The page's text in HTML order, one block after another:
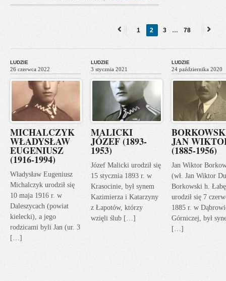
Previous
1 2 3 …
78
»
LUDZIE
26 czerwca 2022
MICHALCZYK
WŁADYSŁAW
EUGENIUSZ
(1916-1994)
Władysław Eugeniusz
Michalczyk urodził się
10 maja 1916 r. w
Daleszycach (powiat
kielecki), a jego
rodzicami byli Jan (ur. 3
[…]
LUDZIE
3 stycznia 2021
MALICKI
JÓZEF (1893-
1953)
Józef Malicki urodził się
15 stycznia 1893 r. w
Krasocinie, był synem
Kazimierza i Katarzyny
z Łapotów, którzy
wzięli ślub […]
LUDZIE
24 października 2020
JAN
(1885-1956)
Jan Wiktor
(wł. Jan Wiktor
Borkowski h.
urodził się 7
1885 r. w
Górniczej, był
[…]